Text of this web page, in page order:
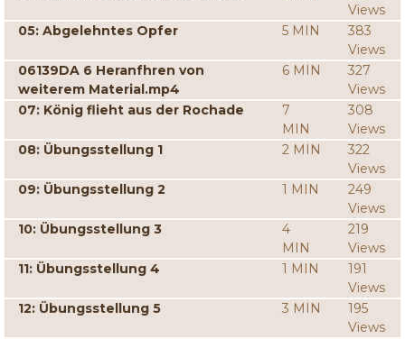
Views
05: Abgelehntes Opfer
5 MIN
383
Views
06139DA 6 Heranfhren von
weiterem Material.mp4
6 MIN
327
Views
07: König flieht aus der Rochade
7
MIN
308
Views
08: Übungsstellung 1
2 MIN
322
Views
09: Übungsstellung 2
1 MIN
249
Views
10: Übungsstellung 3
4
MIN
219
Views
11: Übungsstellung 4
1 MIN
191
Views
12: Übungsstellung 5
3 MIN
195
Views